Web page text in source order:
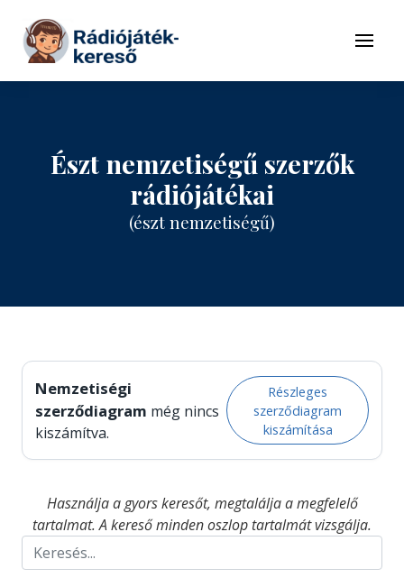
Tovább a tartalomhoz
Menü
Észt nemzetiségű szerzők
rádiójátékai
(észt nemzetiségű)
Nemzetiségi
szerződiagram még nincs
kiszámítva.
Részleges
szerződiagram
kiszámítása
Használja a gyors keresőt, megtalálja a megfelelő
tartalmat. A kereső minden oszlop tartalmát vizsgálja.